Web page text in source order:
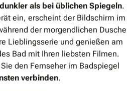
als bei üblichen Spiegeln.
ein, erscheint der Bildschirm im
der morgendlichen Dusche
Lieblingsserie und genießen am
Bad mit Ihren liebsten Filmen.
den Fernseher im Badspiegel
verbinden.